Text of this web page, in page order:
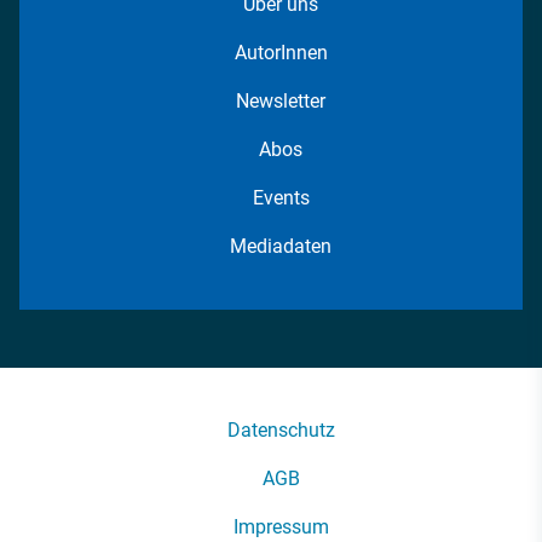
AutorInnen
Newsletter
Abos
Events
Mediadaten
Datenschutz
AGB
Impressum